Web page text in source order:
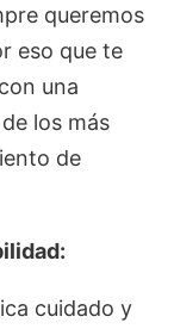
queremos
eso que te
una
los más
de
cuidado y